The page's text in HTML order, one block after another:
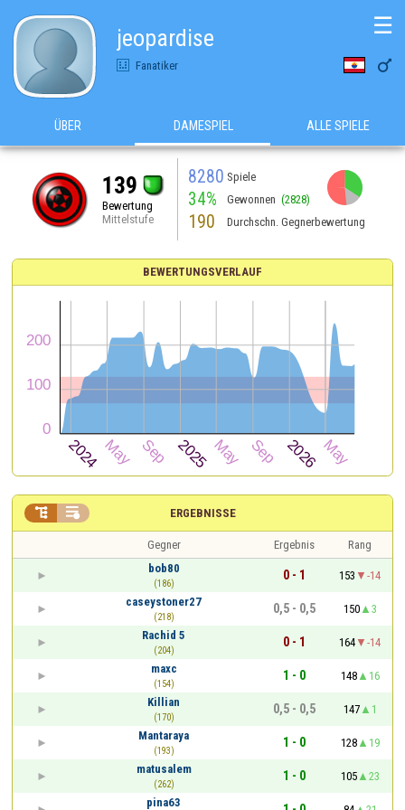
jeopardise
Fanatiker 
☰
ÜBER DAMESPIEL ALLE SPIELE
139
Bewertung
Mittelstufe
8280 Spiele
34% Gewonnen (2828)
190 Durchschn. Gegnerbewertung
BEWERTUNGSVERLAUF
ERGEBNISSE
 
Gegner Ergebnis
Rang
bob80
(186)
0 - 1 153
-14
caseystoner27
(218)
0,5 - 0,5 150
3
Rachid 5
(204)
0 - 1 164
-14
maxc
(154)
1 - 0 148
16
Killian
(170)
0,5 - 0,5 147
1
Mantaraya
(193)
1 - 0 128
19
matusalem
(262)
1 - 0 105
23
pina63